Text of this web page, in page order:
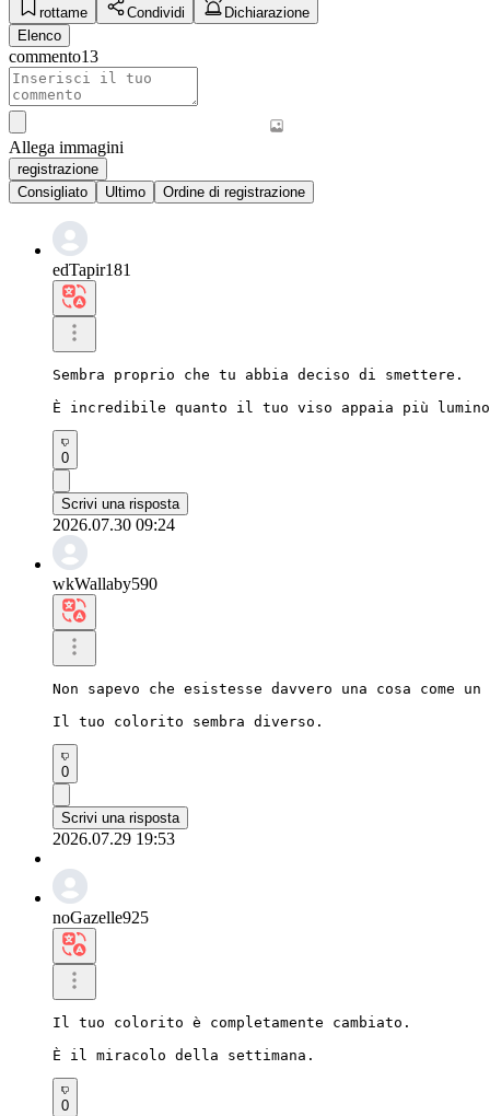
rottame Condividi
Dichiarazione
Elenco
commento13
Allega immagini
registrazione
Consigliato
Ultimo Ordine di registrazione
edTapir181
Sembra proprio che tu abbia deciso di smettere.
È incredibile quanto il tuo viso appaia più
0
Scrivi una risposta
2026.07.30 09:24
wkWallaby590
Non sapevo che esistesse davvero una cosa come
Il tuo colorito sembra diverso.
0
Scrivi una risposta
2026.07.29 19:53
noGazelle925
Il tuo colorito è completamente cambiato.
È il miracolo della settimana.
0